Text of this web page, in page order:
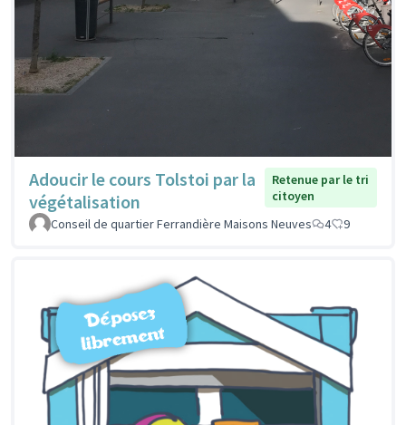
Adoucir le cours Tolstoi par la
végétalisation
Retenue par le tri
citoyen
Conseil de quartier Ferrandière Maisons Neuves
4 9